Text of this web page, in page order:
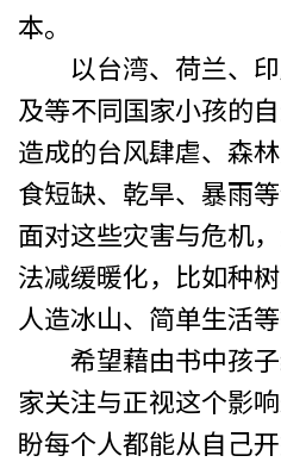
本。
以台湾、荷兰、印
及等不同国家小孩的
造成的台风肆虐、森
食短缺、乾旱、暴雨
面对这些灾害与危机
法减缓暖化，比如种
人造冰山、简单生活等
希望藉由书中孩子
家关注与正视这个影
盼每个人都能从自己